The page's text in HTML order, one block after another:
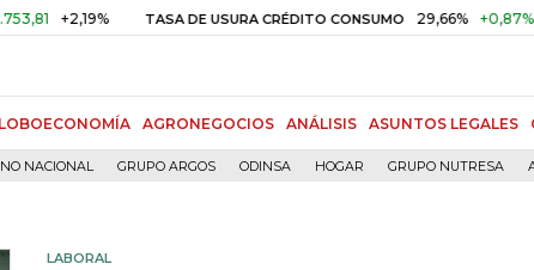
TASA DE USURA CRÉDITO CONSUMO 29,66% +0,87% +3,02%
AGRONEGOCIOS ANÁLISIS ASUNTOS LEGALES
NACIONAL GRUPO ARGOS ODINSA HOGAR GRUPO NUTRESA
LABORAL